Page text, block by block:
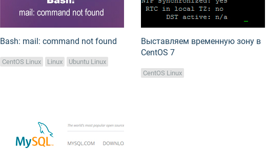
Bash: mail: command not found
CentOS Linux Linux Ubuntu Linux
Выставляем временную зону в
CentOS 7
CentOS Linux